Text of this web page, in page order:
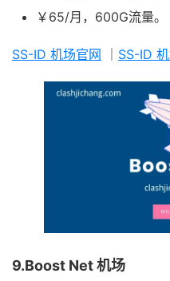
￥65/月，600G流量。
SS-ID 机场官网 SS-ID
9.Boost Net 机场